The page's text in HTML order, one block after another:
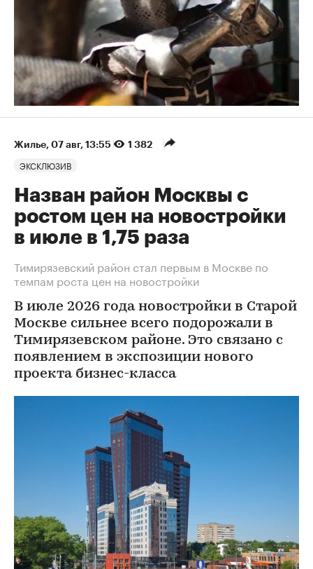
Жилье 07 авг, 13:55 1 382
ЭКСКЛЮЗИВ
Назван район Москвы с
ростом цен на новостройки
в июле в 1,75 раза
Тимирязевский район стал первым в Москве по
темпам роста цен на новостройки
В июле 2026 года новостройки в Старой
Москве сильнее всего подорожали в
Тимирязевском районе. Это связано с
появлением в экспозиции нового
проекта бизнес-класса